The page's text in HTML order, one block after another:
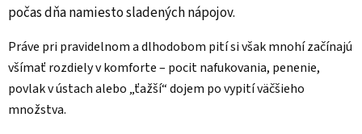
počas dňa namiesto sladených nápojov.
Práve pri pravidelnom a dlhodobom pití si však mnohí začínajú
všímať rozdiely v komforte – pocit nafukovania, penenie,
povlak v ústach alebo „ťažší“ dojem po vypití väčšieho
množstva.